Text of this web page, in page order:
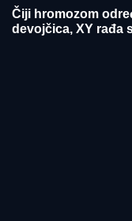
Čiji hromozom
devojčica, XY rađa